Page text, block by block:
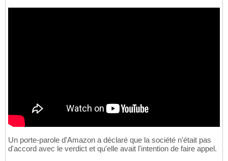
Un porte-parole d'Amazon a déclaré que la société n'était pas
d'accord avec le verdict et qu'elle avait l'intention de faire appel.